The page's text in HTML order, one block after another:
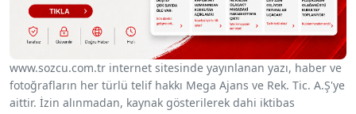
www.sozcu.com.tr internet sitesinde yayınlanan yazı, haber ve
fotoğrafların her türlü telif hakkı Mega Ajans ve Rek. Tic. A.Ş'ye
aittir. İzin alınmadan, kaynak gösterilerek dahi iktibas